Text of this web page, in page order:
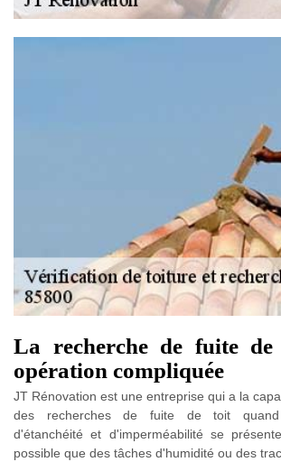
La recherche de fuite
opération compliquée
JT Rénovation est une entreprise qui a la
des recherches de fuite de toit quand
d'étanchéité et d'imperméabilité se
possible que des tâches d'humidité ou des